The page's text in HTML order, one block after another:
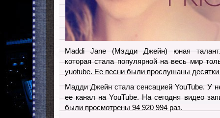
Maddi Jane (Мэдди Джейн) юная
которая стала популярной на весь мир
yuotube. Ее песни были прослушаны
Мадди Джейн стала сенсацией YouTube. У
ее канал на YouTube. На сегодня видео
были просмотрены 94 920 994 раз.